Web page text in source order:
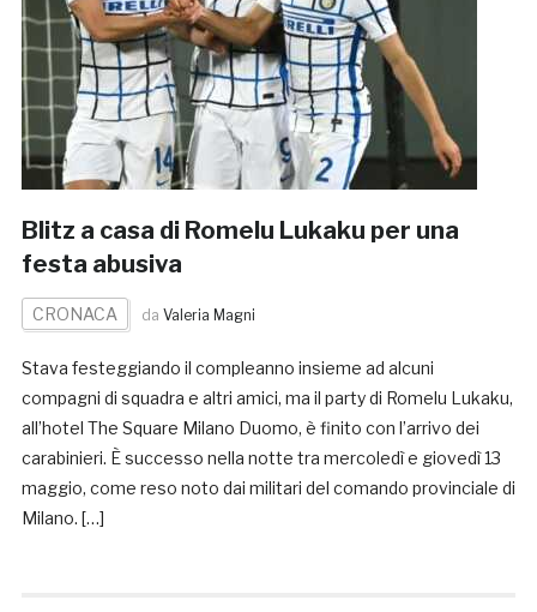
Blitz a casa di Romelu Lukaku per una
festa abusiva
CRONACA da Valeria Magni
Stava festeggiando il compleanno insieme ad alcuni
compagni di squadra e altri amici, ma il party di Romelu Lukaku,
all’hotel The Square Milano Duomo, è finito con l’arrivo dei
carabinieri. È successo nella notte tra mercoledì e giovedì 13
maggio, come reso noto dai militari del comando provinciale di
Milano. […]